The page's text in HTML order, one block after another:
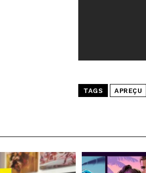
TAGS APREÇU